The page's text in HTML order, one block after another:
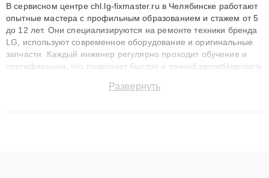
В сервисном центре chl.lg-fixmaster.ru в Челябинске работают
опытные мастера с профильным образованием и стажем от 5
до 12 лет. Они специализируются на ремонте техники бренда
LG, используют современное оборудование и оригинальные
запчасти. Каждый инженер регулярно проходит обучение и
сертификацию, что позволяет быстро и точноdiagnostikировать
до 3 лет. Наши мастера решают сложные случаи: от замены
Развернуть